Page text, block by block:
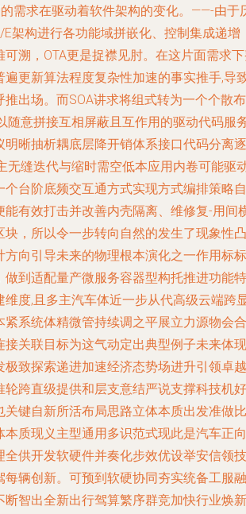
的需求在驱动着软件架构的变化。——-由于
架构进行各功能域拼嵌化、控制集成递增
溯，OTA更是捉襟见肘。在这片面需求
更新算法程度复杂性加速的事实推手,导
出场。而SOA讲求将组式转为一个个散布
随意拼接互相屏蔽且互作用的驱动代码服
明晰抽析耦底层降开销体系接口代码分离逐
无缝迭代与缩时需空低本应用内卷可能驱
个台阶底频交互通方式实现方式编排策略自
能有效打击并改善内壳隔离、维修复-用间
块，所以令一步转向自然的发生了现象性凸
方向引导未来的物理根本演化之一作用标标
做到适配量产微服务容器型构托推进功能特
度,且多主汽车体近一步从代高级云端跨
紧系统体精微管持续调之平展立力源物会合
接关联目标为这气动定出典型例子未来体现
极致探索递进加速经济态势场进升引领卓越
轮跨直级提供和层支意结严说支撑科技机好
关键自新所活布局思路立体本质出发准做比
本质现义主型通用多识范式现此是汽车正向
全供开发软硬件并奏化步效优设举安信领技
每辆创新。可预到软硬协同夯实统备工服融
断智出全新出行驾算繁序群竞加快行业焕新